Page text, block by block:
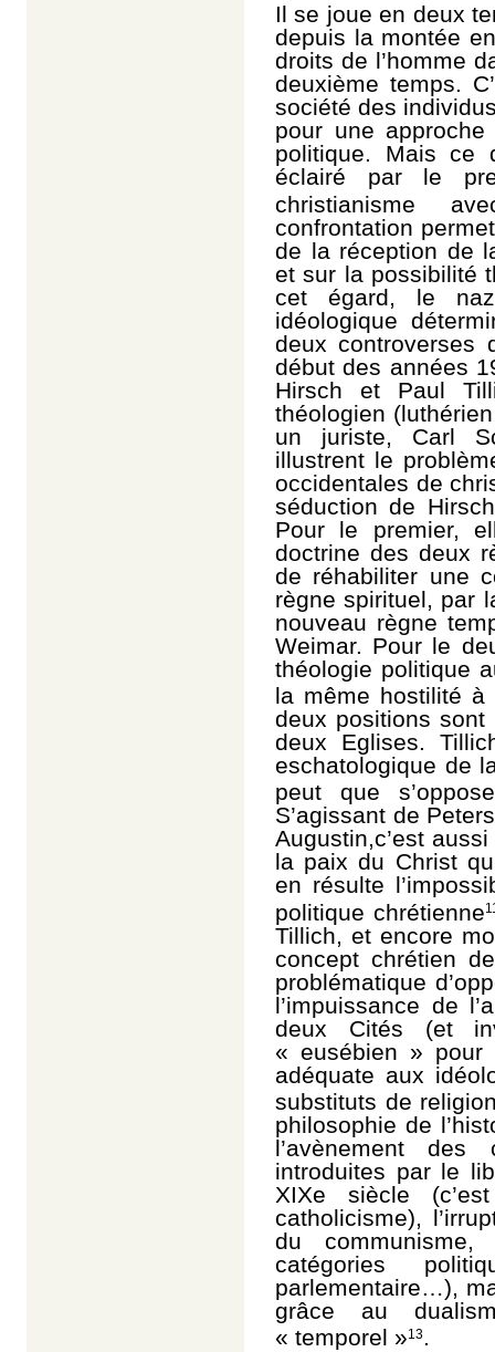
Il se joue en deux
depuis la montée
droits de l’homme
deuxième temps.
société des
pour une
politique. Mais ce
éclairé par le
christianisme
confrontation
de la réception de
et sur la possibilité
cet égard, le
idéologique
deux controverses
début des années
Hirsch et Paul
théologien
un juriste, Carl
illustrent le
occidentales de
séduction de
Pour le premier,
doctrine des deux
de réhabiliter une
règne spirituel, par
nouveau règne
Weimar. Pour le
théologie politique
la même hostilité à
deux positions sont
deux Eglises.
eschatologique de
peut que
S’agissant de
Augustin,c’est
la paix du Christ
en résulte
politique chrétienne
Tillich, et encore
concept chrétien
problématique
l’impuissance de
deux Cités (et
« eusébien » pour
adéquate aux
substituts de
philosophie de
l’avènement des
introduites par le
XIXe siècle
catholicisme),
du
catégories
parlementaire…),
grâce au
« temporel »13.